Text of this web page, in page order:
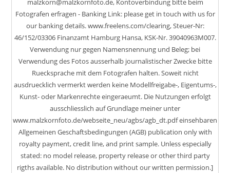
malzkorn@malzkornfoto.de, Kontoverbindung bitte beim
Fotografen erfragen - Banking Link: please get in touch with us for
our banking details. www.freelens.com/clearing, Steuer-Nr:
46/152/03306 Finanzamt Hamburg Hansa, KSK-Nr. 39040963M007.
Verwendung nur gegen Namensnennung und Beleg; bei
Verwendung des Fotos ausserhalb journalistischer Zwecke bitte
Ruecksprache mit dem Fotografen halten. Soweit nicht
ausdruecklich vermerkt werden keine Modellfreigabe-, Eigentums-,
Kunst- oder Markenrechte eingeraeumt. Die Nutzungen erfolgt
ausschliesslich auf Grundlage meiner unter
www.malzkornfoto.de/webseite_neu/agbs/agb_dt.pdf einsehbaren
Allgemeinen Geschaftsbedingungen (AGB) publication only with
royalty payment, credit line, and print sample. Unless especially
stated: no model release, property release or other third party
rigths available. No distribution without our written permission.]